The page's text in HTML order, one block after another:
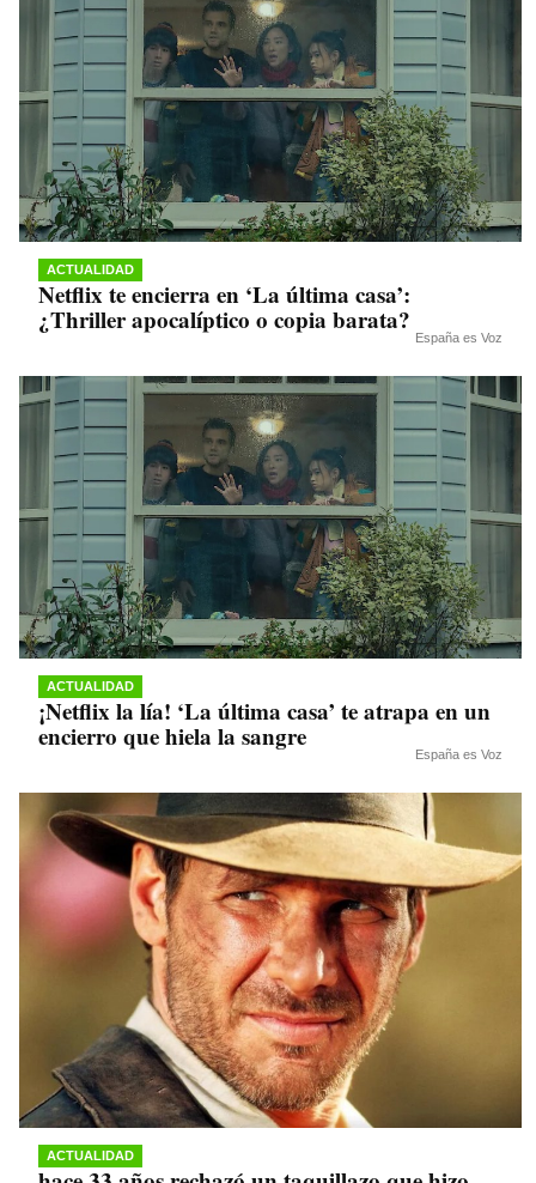
ACTUALIDAD
Netflix te encierra en ‘La última casa’:
¿Thriller apocalíptico o copia barata?
España es Voz
ACTUALIDAD
¡Netflix la lía! ‘La última casa’ te atrapa en un
encierro que hiela la sangre
España es Voz
ACTUALIDAD